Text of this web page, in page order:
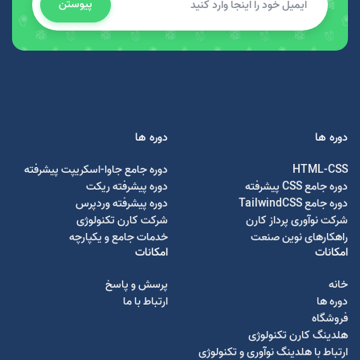
پیوستن
دوره ها
HTML-CSS
دوره جامع CSS پیشرفته
دوره جامع TailwindCSS
شرکت نوآوری پرداز کارن
راهکارهای نوین صنعت
دوره ها
دوره جامع جاوا-اسکریپت پیشرفته
دوره پیشرفته ریکت
دوره پیشرفته وردپرس
شرکت کارن تکنولوژی
خدمات جامع و یکپارچه
امکانات
خانه
دوره ها
فروشگاه
هلدینگ کارن تکنولوژی
ارتباط با هلدینگ نوآوری و تکنولوژی
امکانات
پرسش و پاسخ
ارتباط با ما